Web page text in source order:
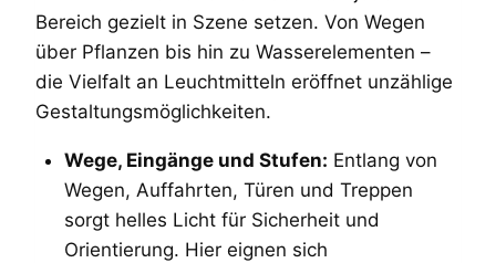
Bereich gezielt in Szene setzen. Von Wegen
über Pflanzen bis hin zu Wasserelementen –
die Vielfalt an Leuchtmitteln eröffnet unzählige
Gestaltungsmöglichkeiten.
Wege, Eingänge und Stufen: Entlang von
Wegen, Auffahrten, Türen und Treppen
sorgt helles Licht für Sicherheit und
Orientierung. Hier eignen sich